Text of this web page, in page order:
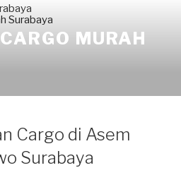
MURAH
Cargo di Asem
Surabaya